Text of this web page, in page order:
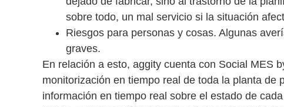
sobre todo, un mal servicio si la situación
Riesgos para personas y cosas. Algunas
graves.
En relación a esto, aggity cuenta con Social MES
monitorización en tiempo real de toda la planta de
información en tiempo real sobre el estado de